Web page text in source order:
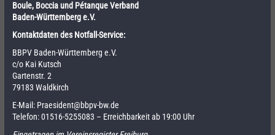
Boule, Boccia und Pétanque Verband
Baden-Württemberg e.V.
Kontaktdaten des Notfall-Service:
BBPV Baden-Württemberg e.V.
c/o Kai Kutsch
Gartenstr. 2
79183 Waldkirch
E-Mail: Praesident@bbpv-bw.de
Telefon:01516-5255083 – Erreichbarkeit ab 19:00 Uhr